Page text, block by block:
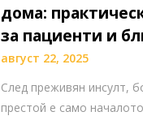
дома:
за пациенти и
август 22, 2025
След преживян инсулт,
престой е само